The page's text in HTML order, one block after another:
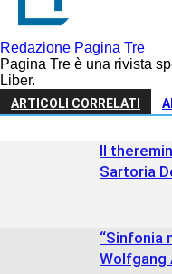
Redazione Pagina Tre
Pagina Tre è una rivista
Liber.
ARTICOLI CORRELATI
Il
Sartoria
“Sinfonia
Wolfgang